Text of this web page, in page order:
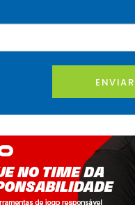
ENVIAR